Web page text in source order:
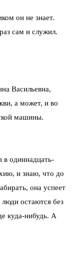
он не знает.
сам и служил.
Васильевна,
а может, и во
машины.
в одиннадцать-
и знаю, что до
она успеет
люди остаются без
куда-нибудь. А